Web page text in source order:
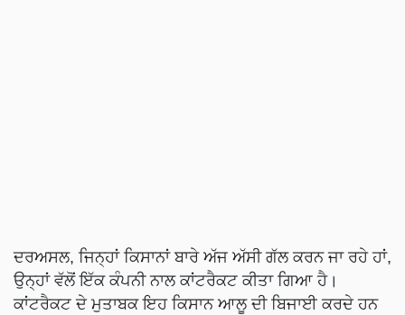
ਦਰਅਸਲ, ਜਿਨ੍ਹਾਂ ਕਿਸਾਨਾਂ ਬਾਰੇ ਅੱਜ ਅੱਸੀ ਗੱਲ ਕਰਨ ਜਾ ਰਹੇ ਹਾਂ,
ਉਨ੍ਹਾਂ ਵੱਲੋਂ ਇੱਕ ਕੰਪਨੀ ਨਾਲ ਕਾਂਟਰੈਕਟ ਕੀਤਾ ਗਿਆ ਹੈ।
ਕਾਂਟਰੈਕਟ ਦੇ ਮੁਤਾਬਕ ਇਹ ਕਿਸਾਨ ਆਲੂ ਦੀ ਬਿਜਾਈ ਕਰਦੇ ਹਨ